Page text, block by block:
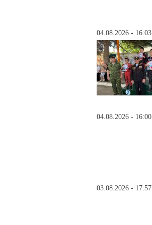
04.08.2026 - 16:03
04.08.2026 - 16:00
03.08.2026 - 17:57